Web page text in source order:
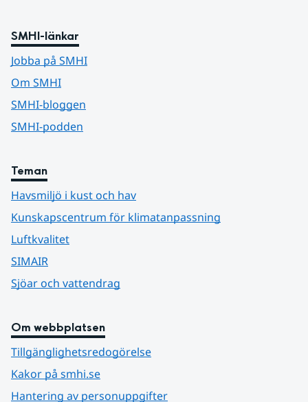
SMHI-länkar
Jobba på SMHI
Om SMHI
SMHI-bloggen
SMHI-podden
Teman
Havsmiljö i kust och hav
Kunskapscentrum för klimatanpassning
Luftkvalitet
SIMAIR
Sjöar och vattendrag
Om webbplatsen
Tillgänglighetsredogörelse
Kakor på smhi.se
Hantering av personuppgifter